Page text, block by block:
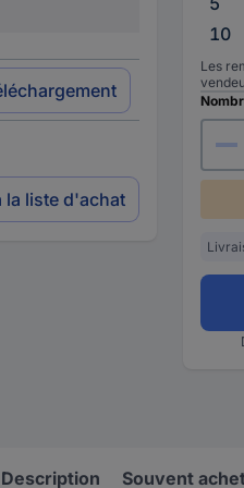
la liste d'achat
10
Les
Description Souvent